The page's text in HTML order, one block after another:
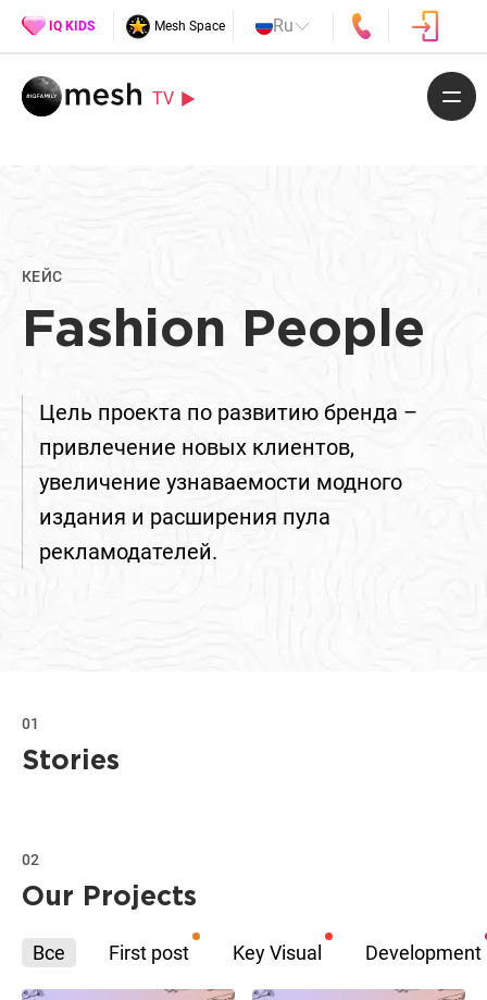
IQ KIDS Mesh Space Ru
TV
КЕЙС
Fashion People
Цель проекта по развитию бренда –
привлечение новых клиентов,
увеличение узнаваемости модного
издания и расширения пула
рекламодателей.
01
Stories
02
Our Projects
Все First post Key Visual Development